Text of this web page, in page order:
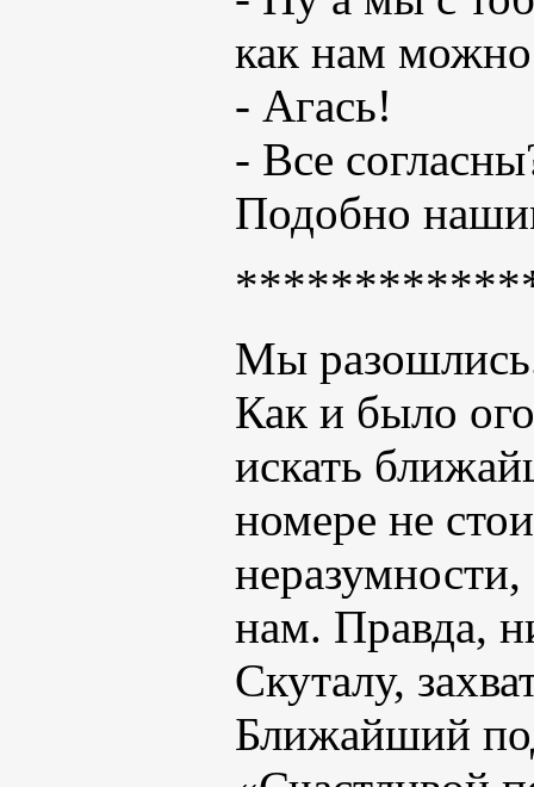
как нам можно
- Агась!
- Все
Подобно
Мы
Как и было
искать
номере не
нам. Правда,
Скуталу,
Ближайший